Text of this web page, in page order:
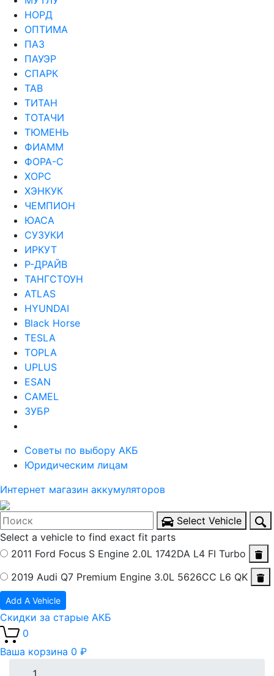
НОРД
ОПТИМА
ПАЗ
ПАУЭР
СПАРК
ТАВ
ТИТАН
ТОТАЧИ
ТЮМЕНЬ
ФИАММ
ФОРА-С
ХОРС
ХЭНКУК
ЧЕМПИОН
ЮАСА
СУЗУКИ
ИРКУТ
Р-ДРАЙВ
ТАНГСТОУН
ATLAS
HYUNDAI
Black Horse
TESLA
TOPLA
UPLUS
ESAN
CAMEL
ЗУБР
Советы по выбору АКБ
Юридическим лицам
Интернет магазин аккумуляторов
Select Vehicle
Select a vehicle to find exact fit parts
2011 Ford Focus S Engine 2.0L 1742DA L4 FI Turbo
2019 Audi Q7 Premium Engine 3.0L 5626CC L6 QK
Add A Vehicle
Скидки за старые АКБ
0
Ваша корзина 0 ₽